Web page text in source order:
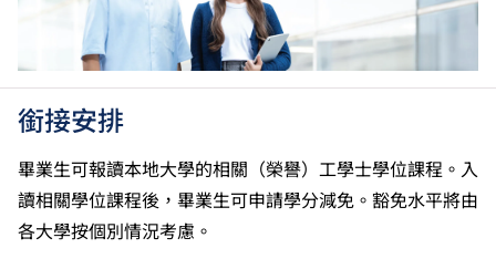
一。2026年起，烏爾都語成績達E級或以上亦會被接
受。詳情請按
此處。
績，於申請入學時會被視為等同香港中學文憑考試科目
成績達「第二級」。
如五科香港中學文憑考試的其中一科為公民與社會發展
其他四個香港中學文憑考試科目（包括中國語文和英國
語文）取得第二級或以上成績。另外，數學科延伸部分
銜接安排
畢業生可報讀本地大學的相關（榮譽）工學士學位課程。入
讀相關學位課程後，畢業生可申請學分減免。豁免水平將由
各大學按個別情況考慮。